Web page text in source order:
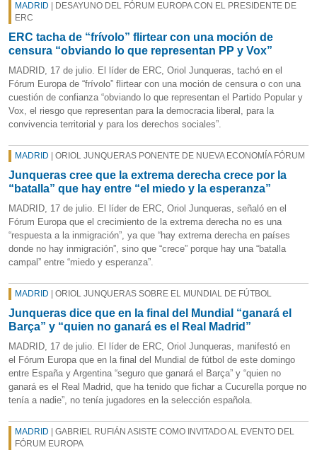
MADRID | DESAYUNO DEL FÓRUM EUROPA CON EL PRESIDENTE DE
ERC
ERC tacha de “frívolo” flirtear con una moción de
censura “obviando lo que representan PP y Vox”
MADRID, 17 de julio. El líder de ERC, Oriol Junqueras, tachó en el
Fórum Europa de “frívolo” flirtear con una moción de censura o con una
cuestión de confianza “obviando lo que representan el Partido Popular y
Vox, el riesgo que representan para la democracia liberal, para la
convivencia territorial y para los derechos sociales”.
MADRID | ORIOL JUNQUERAS PONENTE DE NUEVA ECONOMÍA FÓRUM
Junqueras cree que la extrema derecha crece por la
“batalla” que hay entre “el miedo y la esperanza”
MADRID, 17 de julio. El líder de ERC, Oriol Junqueras, señaló en el
Fórum Europa que el crecimiento de la extrema derecha no es una
“respuesta a la inmigración”, ya que “hay extrema derecha en países
donde no hay inmigración”, sino que “crece” porque hay una “batalla
campal” entre “miedo y esperanza”.
MADRID | ORIOL JUNQUERAS SOBRE EL MUNDIAL DE FÚTBOL
Junqueras dice que en la final del Mundial “ganará el
Barça” y “quien no ganará es el Real Madrid”
MADRID, 17 de julio. El líder de ERC, Oriol Junqueras, manifestó en
el Fórum Europa que en la final del Mundial de fútbol de este domingo
entre España y Argentina “seguro que ganará el Barça” y “quien no
ganará es el Real Madrid, que ha tenido que fichar a Cucurella porque no
tenía a nadie”, no tenía jugadores en la selección española.
MADRID | GABRIEL RUFIÁN ASISTE COMO INVITADO AL EVENTO DEL
FÓRUM EUROPA